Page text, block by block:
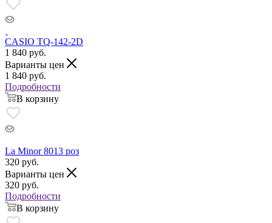
CASIO TQ-142-2D
1 840 руб.
Варианты цен
1 840 руб.
Подробности
В корзину
La Minor 8013 роз
320 руб.
Варианты цен
320 руб.
Подробности
В корзину